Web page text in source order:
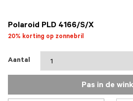
Polaroid PLD 4166/S/X
20% korting op zonnebril
Aantal
Pas in de